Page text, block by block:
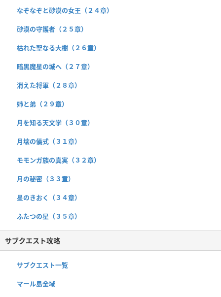
なぞなぞと砂漠の女王（２４章）
砂漠の守護者（２５章）
枯れた聖なる大樹（２６章）
暗黒魔星の城へ（２７章）
消えた将軍（２８章）
姉と弟（２９章）
月を知る天文学（３０章）
月壊の儀式（３１章）
モモンガ族の真実（３２章）
月の秘密（３３章）
星のきおく（３４章）
ふたつの星（３５章）
サブクエスト攻略
サブクエスト一覧
マール島全域